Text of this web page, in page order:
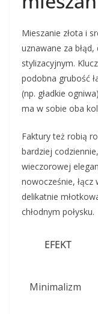
Mieszanie złota i
uznawane za
stylizacyjnym.
podobna grubość
(np. gładkie
ma w sobie oba
Faktury też robią
bardziej
wieczorowej
nowocześnie, łącz
delikatnie
chłodnym połysku.
EFEKT
Minimalizm